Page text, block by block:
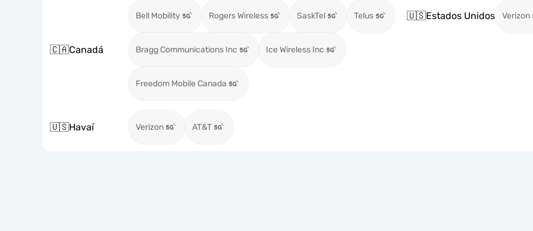
🇨🇦Canadá
Bell Mobility Rogers Wireless SaskTel Telus
Bragg Communications Inc Ice Wireless Inc
Freedom Mobile Canada
🇺🇸Estados Unidos Verizon
🇺🇸Havaí Verizon AT&T